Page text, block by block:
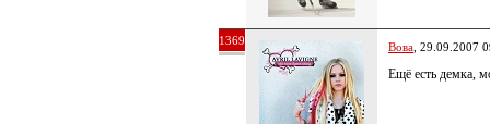
1369 Вова , 29.09.2007
Ещё есть демка,